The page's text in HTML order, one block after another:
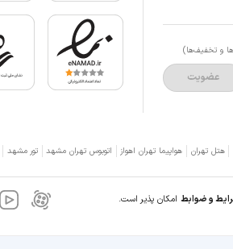
و تخفیف‌ها)
عضویت
هتل تهران هواپیما تهران اهواز اتوبوس تهران مشهد تور مشهد
و ضوابط امکان پذیر است.